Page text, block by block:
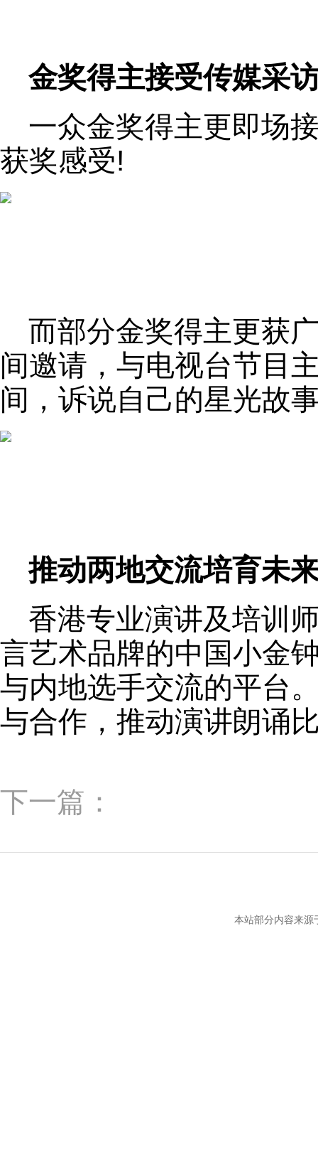
金奖得主接受传媒采
一众金奖得主更即场
获奖感受!
而部分金奖得主更获
间邀请，与电视台节目
间，诉说自己的星光故
推动两地交流培育未
香港专业演讲及培训
言艺术品牌的中国小金
与内地选手交流的平台
与合作，推动演讲朗诵
下一篇：
本站部分内容来源